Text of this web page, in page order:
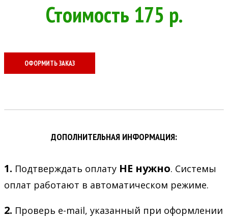
Стоимость 175 р.
ОФОРМИТЬ ЗАКАЗ
ДОПОЛНИТЕЛЬНАЯ ИНФОРМАЦИЯ:
1. Подтверждать оплату НЕ нужно. Системы
оплат работают в автоматическом режиме.
2. Проверь e-mail, указанный при оформлении